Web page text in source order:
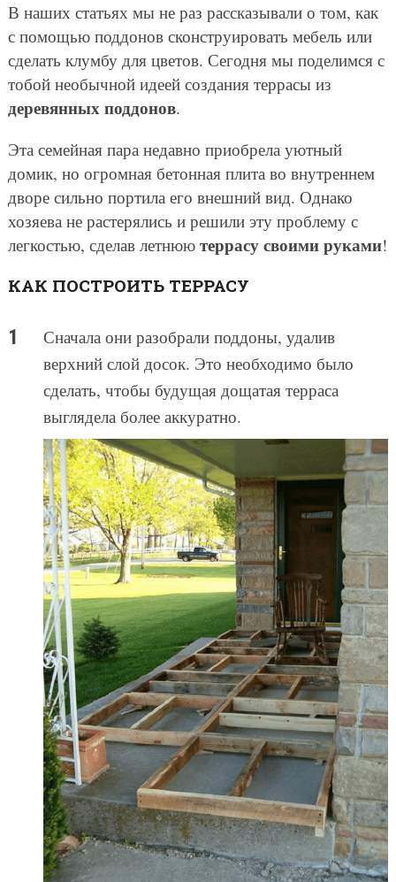
В наших статьях мы не раз рассказывали о том, как
с помощью поддонов сконструировать мебель или
сделать клумбу для цветов. Сегодня мы поделимся с
тобой необычной идеей создания террасы из
деревянных поддонов.
Эта семейная пара недавно приобрела уютный
домик, но огромная бетонная плита во внутреннем
дворе сильно портила его внешний вид. Однако
хозяева не растерялись и решили эту проблему с
легкостью, сделав летнюю террасу своими руками!
КАК ПОСТРОИТЬ ТЕРРАСУ
Сначала они разобрали поддоны, удалив
верхний слой досок. Это необходимо было
сделать, чтобы будущая дощатая терраса
выглядела более аккуратно.